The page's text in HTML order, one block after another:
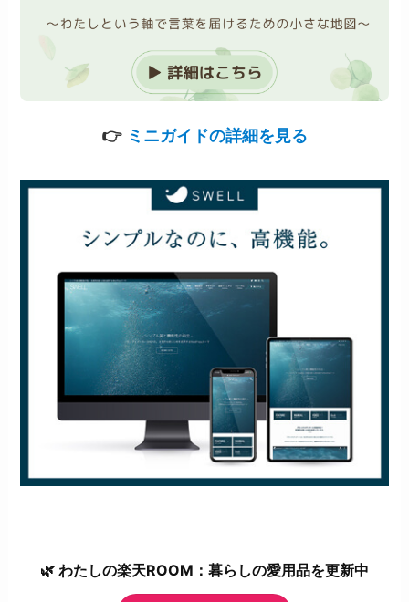
👉 ミニガイドの詳細を見る
🌿 わたしの楽天ROOM：暮らしの愛用品を更新中